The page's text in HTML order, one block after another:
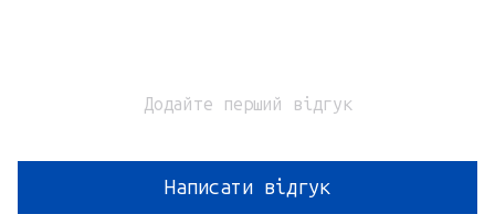
Додайте перший відгук
Написати відгук